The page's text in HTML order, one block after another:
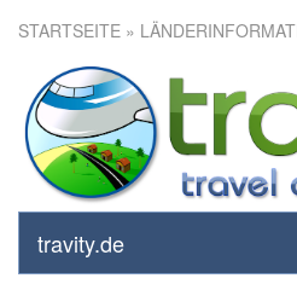
STARTSEITE »
travity.de